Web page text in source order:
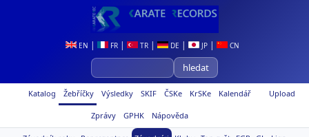
EN | FR | TR | DE | JP | CN
Upload
Katalog Žebříčky Výsledky SKIF ČSKe KrSKe Kalendář
Zprávy GPHK Nápověda